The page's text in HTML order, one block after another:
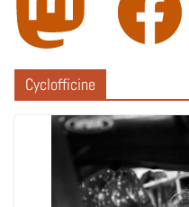
Cyclofficine